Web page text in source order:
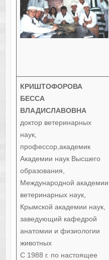
КРИШТОФОРОВА
БЕССА
ВЛАДИСЛАВОВНА
доктор ветеринарных
наук,
профессор,академик
Академии наук Высшего
образования,
Международной академии
ветеринарных наук,
Крымской академии наук,
заведующий кафедрой
анатомии и физиологии
животных
С 1988 г. по настоящее